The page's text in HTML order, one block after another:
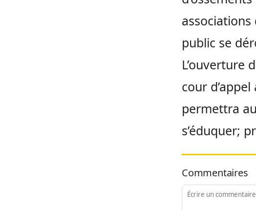
public se
L’ouverture
cour
permettra
s’éduquer;
Commentaires